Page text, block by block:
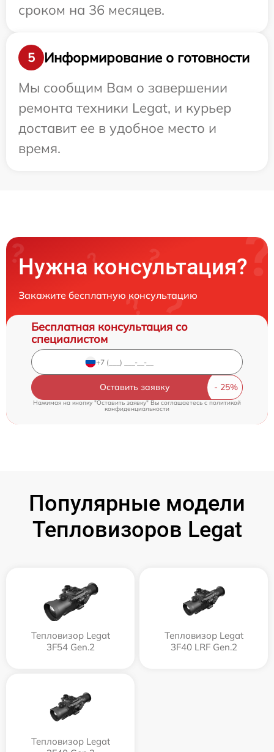
сроком на 36 месяцев.
5
Информирование о готовности
Мы сообщим Вам о завершении
ремонта техники Legat, и курьер
доставит ее в удобное место и
время.
Нужна консультация?
Закажите бесплатную консультацию
Бесплатная консультация со
специалистом
Оставить заявку
Нажимая на кнопку "Оставить заявку" Вы соглашаетесь c политикой
конфиденциальности
Популярные модели
Тепловизоров Legat
Тепловизор Legat
3F54 Gen.2
Тепловизор Legat
3F40 LRF Gen.2
Тепловизор Legat